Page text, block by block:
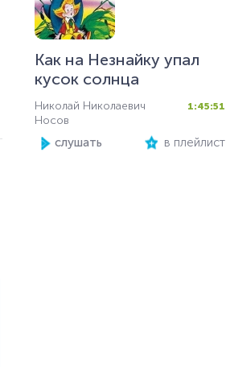
Как на Незнайку упал
кусок солнца
Николай Николаевич
Носов
1:45:51
слушать в плейлист